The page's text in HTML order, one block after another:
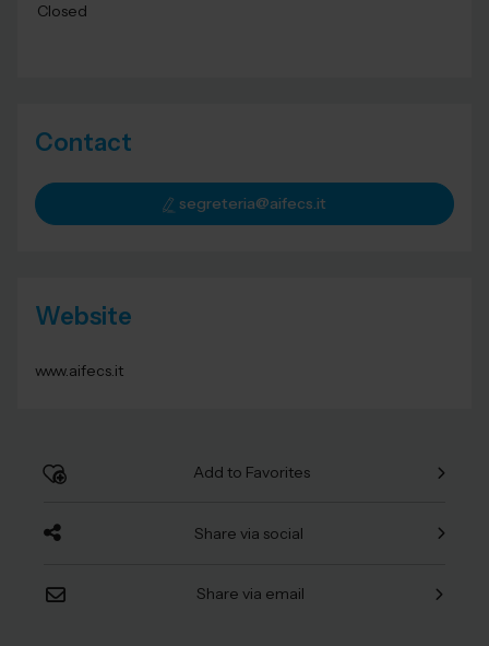
Closed
Contact
segreteria@aifecs.it
Website
www.aifecs.it
Add to Favorites
Share via social
Share via email